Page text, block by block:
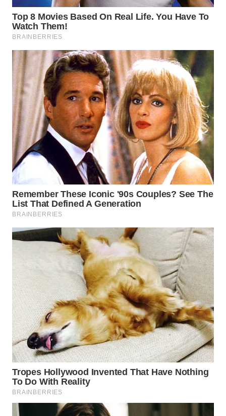
Wahana
Media
Group
WAHANA
NEWS
WAHANA
TANI
WAHANA
ADVOKAT
WAHANA
INFRASTRUKTUR
WAHANA
LISTRIK
WAHANA
TRAVEL
WAHANA
TV
WAHANANEWS
ID